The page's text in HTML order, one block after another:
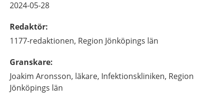
2024-05-28
Redaktör:
1177-redaktionen, Region Jönköpings län
Granskare:
Joakim Aronsson, läkare, Infektionskliniken, Region
Jönköpings län